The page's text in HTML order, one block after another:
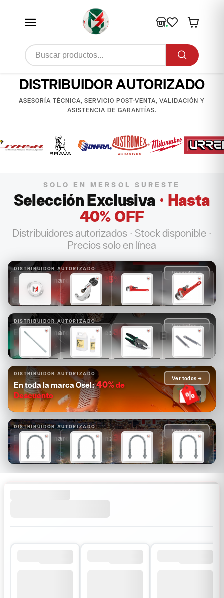
DISTRIBUIDOR AUTORIZADO
ASESORÍA TÉCNICA, SERVICIO POST-VENTA, VALIDACIÓN Y
ASISTENCIA DE GARANTÍAS.
SOLO EN MERSOL SURESTE
Selección Exclusiva · Hasta
40% OFF
Distribuidores autorizados · Stock disponible ·
Precios solo en línea
DISTRIBUIDOR AUTORIZADO
En toda la marca Ridgid: 25%
Descuento
Ver todos →
$1,261 $817 $878 $985
DISTRIBUIDOR AUTORIZADO
En toda la marca Greenlee: 30%
Descuento
Ver todos →
$10,416 $2,888 $1,752 $1,459
DISTRIBUIDOR AUTORIZADO
En toda la marca Osel:40%de
Descuento
Ver todos →
DISTRIBUIDOR AUTORIZADO
En toda la marca Appleton:30%de
Descuento
Ver todos →
$18 $24 $21 $38